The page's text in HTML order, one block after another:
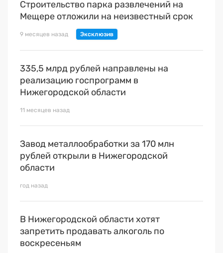
Строительство парка развлечений на
Мещере отложили на неизвестный срок
9 месяцев назад
335,5 млрд рублей направлены на
реализацию госпрограмм в
Нижегородской области
11 месяцев назад
Завод металлообработки за 170 млн
рублей открыли в Нижегородской
области
год назад
В Нижегородской области хотят
запретить продавать алкоголь по
воскресеньям